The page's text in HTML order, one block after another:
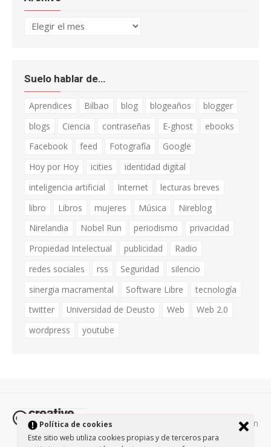
Política de cookies
Este sitio web utiliza cookies propias y de terceros para
Archivo
Suelo hablar de…
Aprendices Bilbao blog blogeaños
blogger
blogs
Ciencia contraseñas E-ghost
ebooks
Facebook
feed Fotografía
Google
Hoy por Hoy
icities
identidad digital
inteligencia artificial
Internet
lecturas breves
libro
Libros mujeres Música
Nireblog
Nirelandia
Nobel Run periodismo
privacidad
Propiedad Intelectual
publicidad
Radio
redes sociales
rss Seguridad
silencio
sinergia macramental
Software Libre
tecnología
twitter
Universidad de Deusto Web
Web 2.0
wordpress
youtube
Todos los contenidos de esta página están
protegidos por la licencia Creative Commons Attribution-